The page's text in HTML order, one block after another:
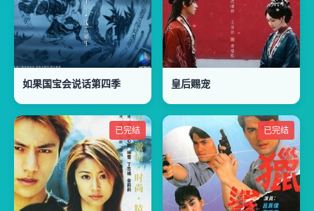
如果国宝会说话第四季 皇后赐宠
已完结 已完结